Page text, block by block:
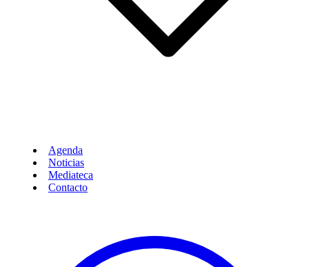
Agenda
Noticias
Mediateca
Contacto